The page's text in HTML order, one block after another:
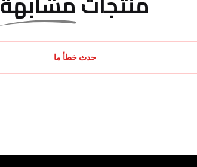
حدث خطأ ما